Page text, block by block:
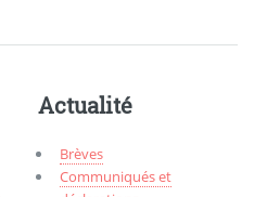
Actualité
Brèves
Communiqués et